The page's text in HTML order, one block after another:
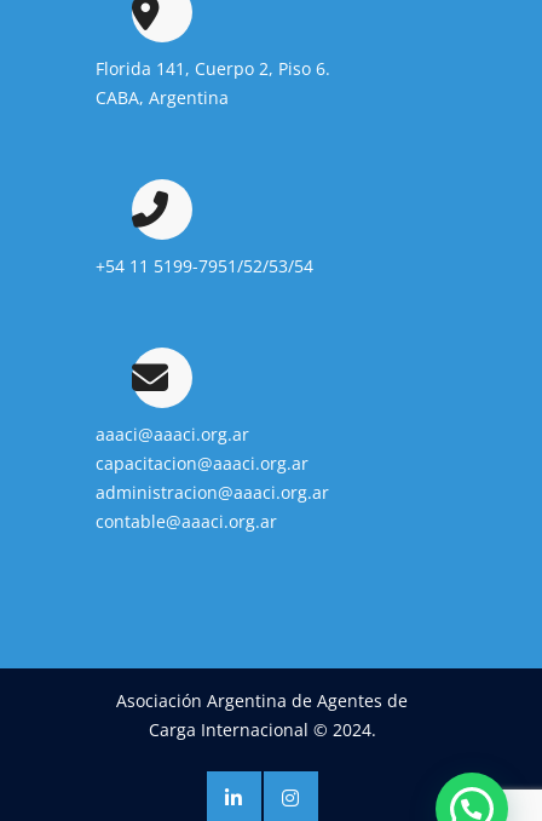
Florida 141, Cuerpo 2, Piso 6.
CABA, Argentina
+54 11 5199-7951/52/53/54
aaaci@aaaci.org.ar
capacitacion@aaaci.org.ar
administracion@aaaci.org.ar
contable@aaaci.org.ar
Asociación Argentina de Agentes de
Carga Internacional © 2024.